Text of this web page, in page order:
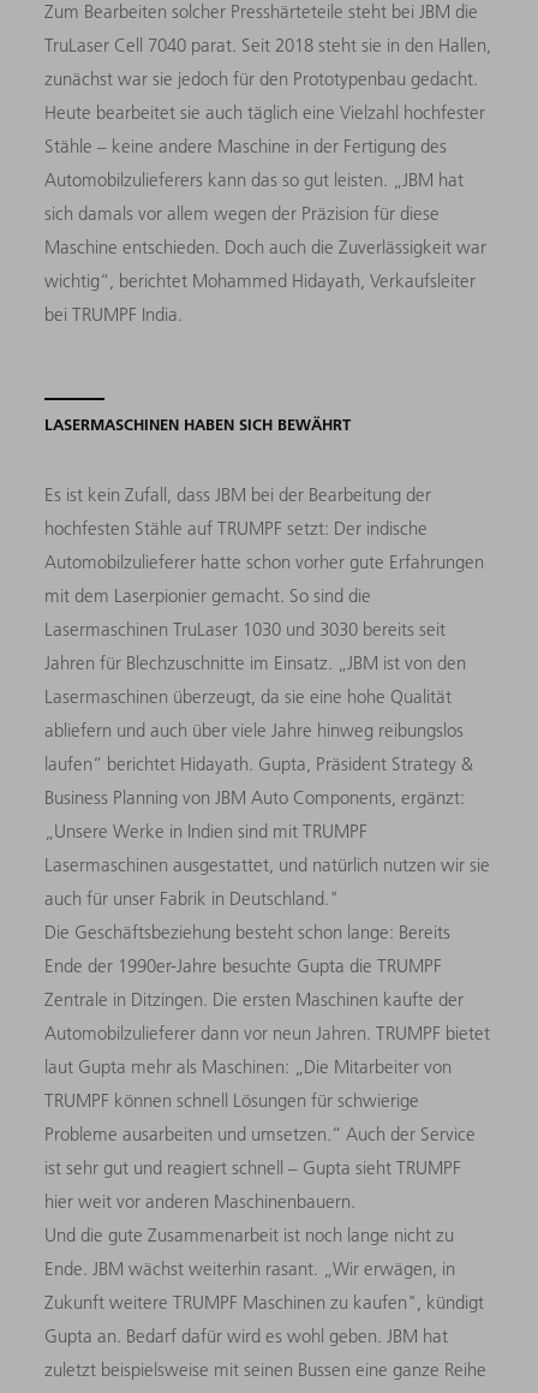
Zum Bearbeiten solcher Presshärteteile steht bei JBM die
TruLaser Cell 7040 parat. Seit 2018 steht sie in den Hallen,
zunächst war sie jedoch für den Prototypenbau gedacht.
Heute bearbeitet sie auch täglich eine Vielzahl hochfester
Stähle – keine andere Maschine in der Fertigung des
Automobilzulieferers kann das so gut leisten. „JBM hat
sich damals vor allem wegen der Präzision für diese
Maschine entschieden. Doch auch die Zuverlässigkeit war
wichtig“, berichtet Mohammed Hidayath, Verkaufsleiter
bei TRUMPF India.
LASERMASCHINEN HABEN SICH BEWÄHRT
Es ist kein Zufall, dass JBM bei der Bearbeitung der
hochfesten Stähle auf TRUMPF setzt: Der indische
Automobilzulieferer hatte schon vorher gute Erfahrungen
mit dem Laserpionier gemacht. So sind die
Lasermaschinen TruLaser 1030 und 3030 bereits seit
Jahren für Blechzuschnitte im Einsatz. „JBM ist von den
Lasermaschinen überzeugt, da sie eine hohe Qualität
abliefern und auch über viele Jahre hinweg reibungslos
laufen“ berichtet Hidayath. Gupta, Präsident Strategy &
Business Planning von JBM Auto Components, ergänzt:
„Unsere Werke in Indien sind mit TRUMPF
Lasermaschinen ausgestattet, und natürlich nutzen wir sie
auch für unser Fabrik in Deutschland."
Die Geschäftsbeziehung besteht schon lange: Bereits
Ende der 1990er-Jahre besuchte Gupta die TRUMPF
Zentrale in Ditzingen. Die ersten Maschinen kaufte der
Automobilzulieferer dann vor neun Jahren. TRUMPF bietet
laut Gupta mehr als Maschinen: „Die Mitarbeiter von
TRUMPF können schnell Lösungen für schwierige
Probleme ausarbeiten und umsetzen.“ Auch der Service
ist sehr gut und reagiert schnell – Gupta sieht TRUMPF
hier weit vor anderen Maschinenbauern.
Und die gute Zusammenarbeit ist noch lange nicht zu
Ende. JBM wächst weiterhin rasant. „Wir erwägen, in
Zukunft weitere TRUMPF Maschinen zu kaufen", kündigt
Gupta an. Bedarf dafür wird es wohl geben. JBM hat
zuletzt beispielsweise mit seinen Bussen eine ganze Reihe